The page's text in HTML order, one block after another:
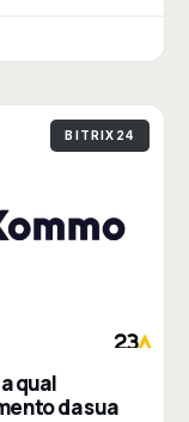
BITRIX24
qual
da sua